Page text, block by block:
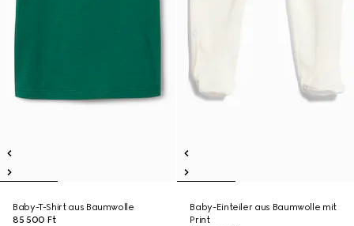
Baby-T-Shirt aus Baumwolle
85 500 Ft
Baby-Einteiler aus Baumwolle mit
Print